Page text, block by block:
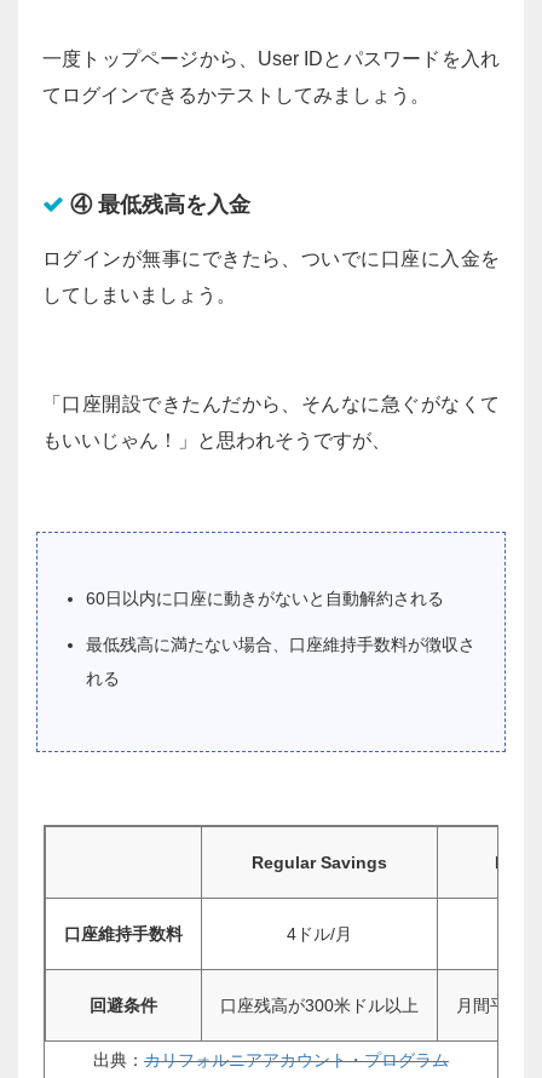
一度トップページから、User IDとパスワードを入れ
てログインできるかテストしてみましょう。
④ 最低残高を入金
ログインが無事にできたら、ついでに口座に入金を
してしまいましょう。
「口座開設できたんだから、そんなに急ぐがなくて
もいいじゃん！」と思われそうですが、
60日以内に口座に動きがないと自動解約される
最低残高に満たない場合、口座維持手数料が徴収さ
れる
Regular Savings
口座維持手数料 4ドル/月
回避条件 口座残高が300米ドル以上 月間平均
出典： カリフォルニアアカウント・プログラム